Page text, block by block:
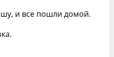
и все пошли домой.